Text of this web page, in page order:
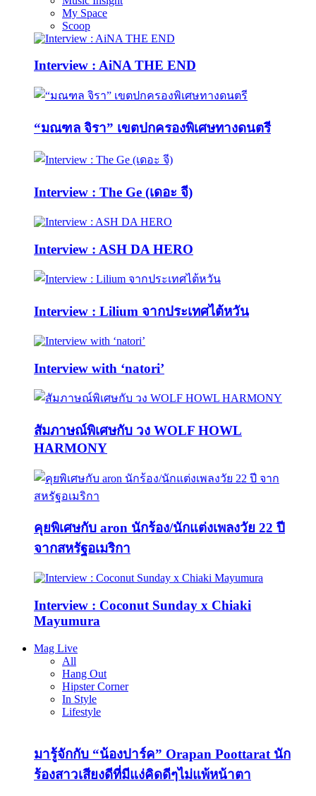
My Space
Scoop
Interview : AiNA THE END
“มณฑล จิรา” เขตปกครองพิเศษทางดนตรี
Interview : The Ge (เดอะ จี)
Interview : ASH DA HERO
Interview : Lilium จากประเทศไต้หวัน
Interview with ‘natori’
สัมภาษณ์พิเศษกับ วง WOLF HOWL
HARMONY
คุยพิเศษกับ aron นักร้อง/นักแต่งเพลงวัย 22 ปี
จากสหรัฐอเมริกา
Interview : Coconut Sunday x Chiaki
Mayumura
Mag Live
All
Hang Out
Hipster Corner
In Style
Lifestyle
มารู้จักกับ “น้องปาร์ค” Orapan Poottarat นัก
ร้องสาวเสียงดีที่มีแง่คิดดีๆไม่แพ้หน้าตา